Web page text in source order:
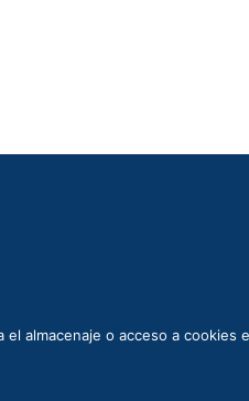
almacenaje o acceso a cookies